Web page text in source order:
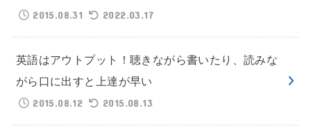
2015.08.31
2022.03.17
英語はアウトプット！聴きながら書いたり、読みな
がら口に出すと上達が早い
2015.08.12
2015.08.13